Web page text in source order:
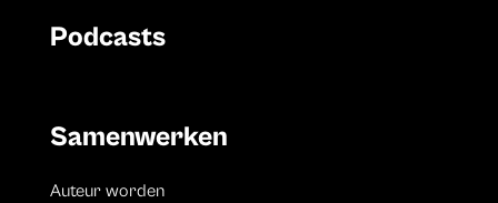
Podcasts
Samenwerken
Auteur worden